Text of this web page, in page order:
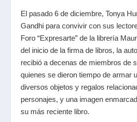
El pasado 6 de diciembre, Tonya
Gandhi para convivir con sus
Foro “Expresarte” de la librería
del inicio de la firma de libros, la
recibió a decenas de miembros de
quienes se dieron tiempo de armar
diversos objetos y regalos
personajes, y una imagen
su más reciente libro.